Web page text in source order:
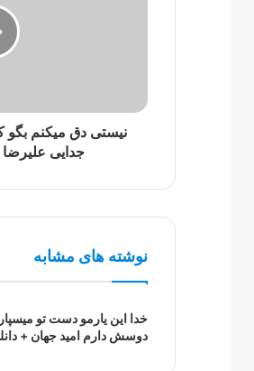
نیستی دق میکنم بگو
جدایی علیرضا
نوشته های مشابه
خدا این یارمو دست تو
دوسش دارم امید جهان +